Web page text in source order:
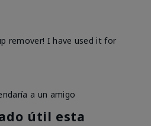
remover! I have used it for
a un amigo
útil esta